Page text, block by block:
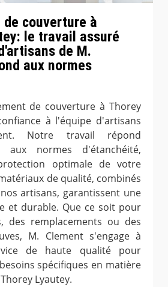
de couverture à
le travail assuré
de M.
aux normes
de couverture à Thorey
à l'équipe d'artisans
Notre travail répond
aux normes d'étanchéité,
optimale de votre
de qualité, combinés
artisans, garantissent une
et durable. Que ce soit pour
des remplacements ou des
M. Clement s'engage à
de haute qualité pour
spécifiques en matière
Lyautey.